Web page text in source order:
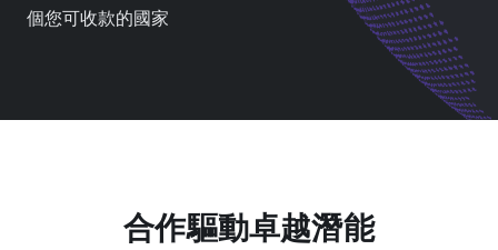
個您可收款的國家
合作驅動卓越潛能